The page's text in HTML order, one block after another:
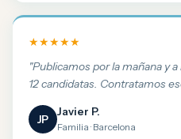
★★★★★
"Publicamos por la mañana y
12 candidatas. Contratamos
JP
Javier P.
Familia · Barcelona